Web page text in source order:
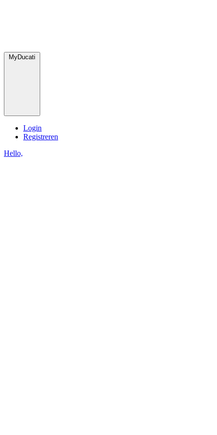
MyDucati
Login
Registreren
Hello,